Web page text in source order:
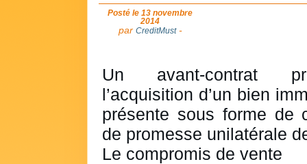
Posté le 13 novembre
2014
par CreditMust-
Un avant-contrat
l’acquisition d’un bien
présente sous forme de
de promesse unilatérale
Le compromis de vente